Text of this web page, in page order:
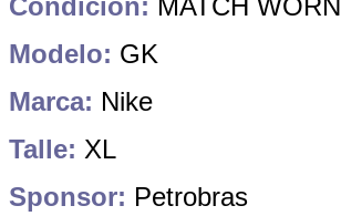
Condicion: MATCH WORN
Modelo: GK
Marca: Nike
Talle: XL
Sponsor: Petrobras